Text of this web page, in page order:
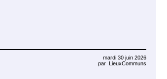
mardi 30 juin 2026
par LieuxCommuns